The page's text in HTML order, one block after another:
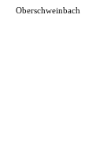
Oberschweinbach